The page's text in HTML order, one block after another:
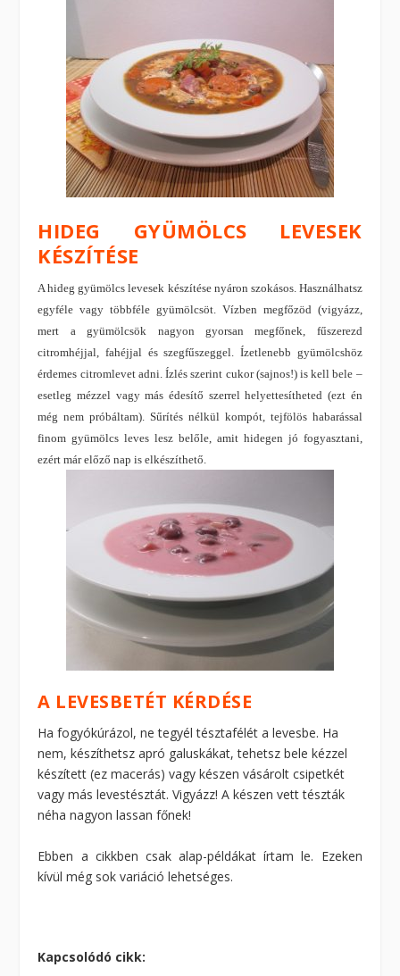
HIDEG GYÜMÖLCS LEVESEK
KÉSZÍTÉSE
A hideg gyümölcs levesek készítése nyáron szokásos. Használhatsz
egyféle vagy többféle gyümölcsöt. Vízben megfőzöd (vigyázz,
mert a gyümölcsök nagyon gyorsan megfőnek, fűszerezd
citromhéjjal, fahéjjal és szegfűszeggel. Ízetlenebb gyümölcshöz
érdemes citromlevet adni. Ízlés szerint cukor (sajnos!) is kell bele –
esetleg mézzel vagy más édesítő szerrel helyettesítheted (ezt én
még nem próbáltam). Sűrítés nélkül kompót, tejfölös habarással
finom gyümölcs leves lesz belőle, amit hidegen jó fogyasztani,
ezért már előző nap is elkészíthető.
A LEVESBETÉT KÉRDÉSE
Ha fogyókúrázol, ne tegyél tésztafélét a levesbe. Ha
nem, készíthetsz apró galuskákat, tehetsz bele kézzel
készített (ez macerás) vagy készen vásárolt csipetkét
vagy más levestésztát. Vigyázz! A készen vett tészták
néha nagyon lassan főnek!
Ebben a cikkben csak alap-példákat írtam le. Ezeken
kívül még sok variáció lehetséges.
Kapcsolódó cikk: